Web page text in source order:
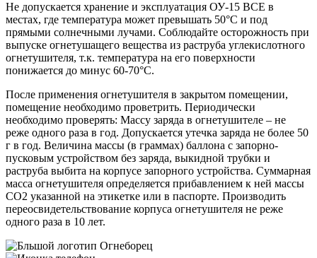
Не допускается хранение и эксплуатация ОУ-15 ВСЕ в
местах, где температура может превышать 50°С и под
прямыми солнечными лучами. Соблюдайте осторожность при
выпуске огнетушащего вещества из раструба углекислотного
огнетушителя, т.к. температура на его поверхности
понижается до минус 60-70°С.
После применения огнетушителя в закрытом помещении,
помещение необходимо проветрить. Периодически
необходимо проверять: Массу заряда в огнетушителе – не
реже одного раза в год. Допускается утечка заряда не более 50
г в год. Величина массы (в граммах) баллона с запорно-
пусковым устройством без заряда, выкидной трубки и
раструба выбита на корпусе запорного устройства. Суммарная
масса огнетушителя определяется прибавлением к ней массы
СО2 указанной на этикетке или в паспорте. Производить
переосвидетельствование корпуса огнетушителя не реже
одного раза в 10 лет.